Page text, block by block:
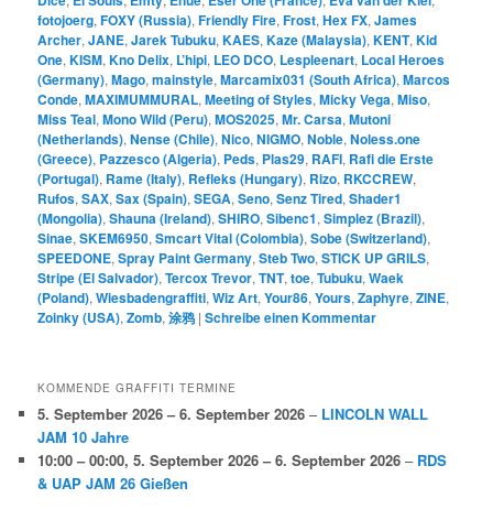
fotojoerg,FOXY (Russia),Friendly Fire,Frost,Hex FX,James
Archer,JANE,Jarek Tubuku,KAES,Kaze (Malaysia),KENT,Kid
One,KISM,Kno Delix, L’hipi, LEO DCO, Lespleenart, Local Heroes
(Germany),Mago,mainstyle,Marcamix031 (South Africa),Marcos
Conde,MAXIMUMMURAL,Meeting of Styles,Micky Vega,Miso,
Miss Teal,Mono Wild (Peru),MOS2025,Mr. Carsa,Mutoni
(Netherlands),Nense (Chile),Nico,NIGMO,Noble,Noless.one
(Greece), Pazzesco (Algeria), Peds, Plas29, RAFI, Rafi die Erste
(Portugal), Rame (Italy), Refleks (Hungary), Rizo, RKCCREW,
Rufos,SAX,Sax (Spain),SEGA,Seno,Senz Tired,Shader1
(Mongolia),Shauna (Ireland),SHIRO,Sibenc1,Simplez (Brazil),
Sinae,SKEM6950,Smcart Vital (Colombia),Sobe (Switzerland),
SPEEDONE,Spray Paint Germany,Steb Two,STICK UP GRILS,
Stripe (El Salvador),Tercox Trevor,TNT,toe,Tubuku,Waek
(Poland),Wiesbadengraffiti,Wiz Art,Your86,Yours,Zaphyre,ZINE,
Zoinky (USA),Zomb,涂鸦 |Schreibe einen Kommentar
KOMMENDE GRAFFITI TERMINE
5. September 2026 – 6. September 2026 – LINCOLN WALL
JAM 10 Jahre
10:00 – 00:00,5. September 2026 – 6. September 2026 – RDS
& UAP JAM 26 Gießen